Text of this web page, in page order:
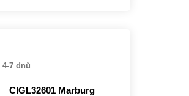
4-7 dnů
CIGL32601 Marburg